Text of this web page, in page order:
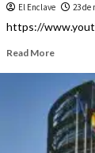
El Enclave 23 de
https://
Read More